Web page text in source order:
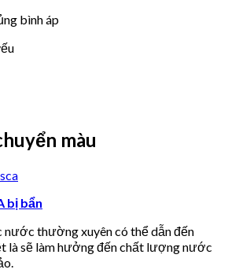
bình áp
màu
bị bẩn
nước thường xuyên có thể dẫn đến
là sẽ làm hưởng đến chất lượng nước